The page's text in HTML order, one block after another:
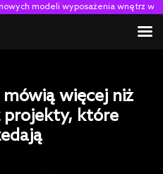
modeli wyposażenia wnętrz w
więcej niż
projekty, które